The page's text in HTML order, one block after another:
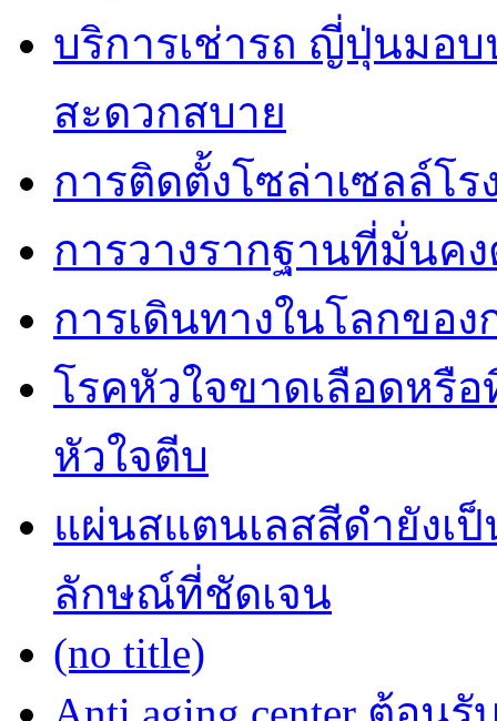
บริการเช่ารถ ญี่ปุ่นมอ
สะดวกสบาย
การติดตั้งโซล่าเซลล์โ
การวางรากฐานที่มั่นค
การเดินทางในโลกขอ
โรคหัวใจขาดเลือดหรื
หัวใจตีบ
แผ่นสแตนเลสสีดำยังเ
ลักษณ์ที่ชัดเจน
(no title)